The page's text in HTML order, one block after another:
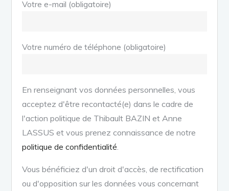
Votre e-mail (obligatoire)
Votre numéro de téléphone (obligatoire)
En renseignant vos données personnelles, vous
acceptez d'être recontacté(e) dans le cadre de
l'action politique de Thibault BAZIN et Anne
LASSUS et vous prenez connaissance de notre
politique de confidentialité
Vous bénéficiez d'un droit d'accès, de rectification
ou d'opposition sur les données vous concernant